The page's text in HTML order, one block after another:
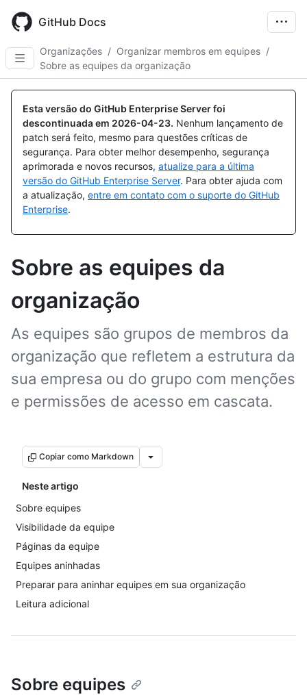
main
content
GitHub Docs
Organizações / Organizar membros em equipes /
Sobre as equipes da organização
Esta versão do GitHub Enterprise Server foi
descontinuada em 2026-04-23. Nenhum lançamento de
patch será feito, mesmo para questões críticas de
segurança. Para obter melhor desempenho, segurança
aprimorada e novos recursos, atualize para a última
versão do GitHub Enterprise Server. Para obter ajuda com
a atualização, entre em contato com o suporte do GitHub
Enterprise.
Sobre as equipes da
organização
As equipes são grupos de membros da
organização que refletem a estrutura da
sua empresa ou do grupo com menções
e permissões de acesso em cascata.
Copiar como Markdown
Neste artigo
Sobre equipes
Visibilidade da equipe
Páginas da equipe
Equipes aninhadas
Preparar para aninhar equipes em sua organização
Leitura adicional
Sobre equipes